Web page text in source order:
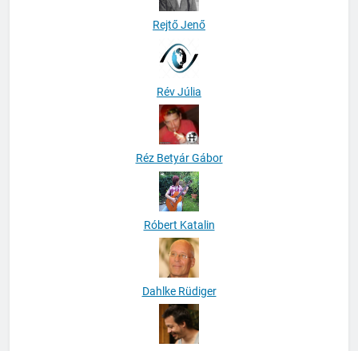
Rejtő Jenő
Rév Júlia
Réz Betyár Gábor
Róbert Katalin
Dahlke Rüdiger